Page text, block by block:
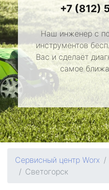
+7 (812)
Наш инженер с
инструментов
Вас и сделает
самое
Сервисный центр Worx
Светогорск